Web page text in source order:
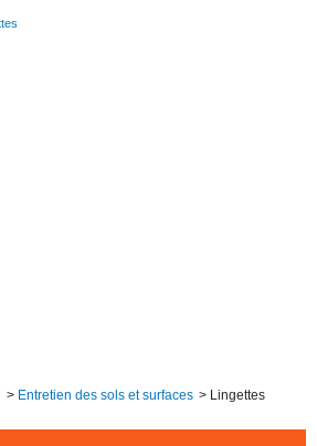
> Entretien des sols et surfaces > Lingettes